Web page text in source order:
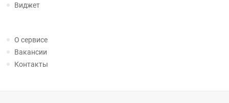
Виджет
О сервисе
Вакансии
Контакты